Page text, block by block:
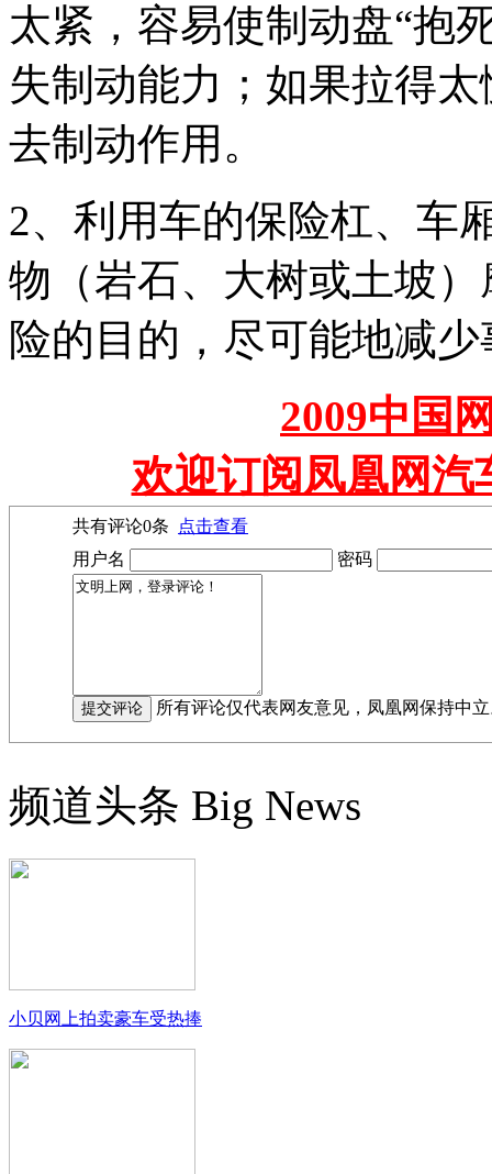
太紧，容易使制动盘“抱
失制动能力；如果拉得
去制动作用。
2、利用车的保险杠、车
物（岩石、大树或土坡
险的目的，尽可能地减
2009中国
欢迎订阅凤凰网汽
共有评论0条
点击查看
用户名
密码
所有评论仅代表网友意见，凤凰网保持中
频道头条 Big News
小贝网上拍卖豪车受热捧